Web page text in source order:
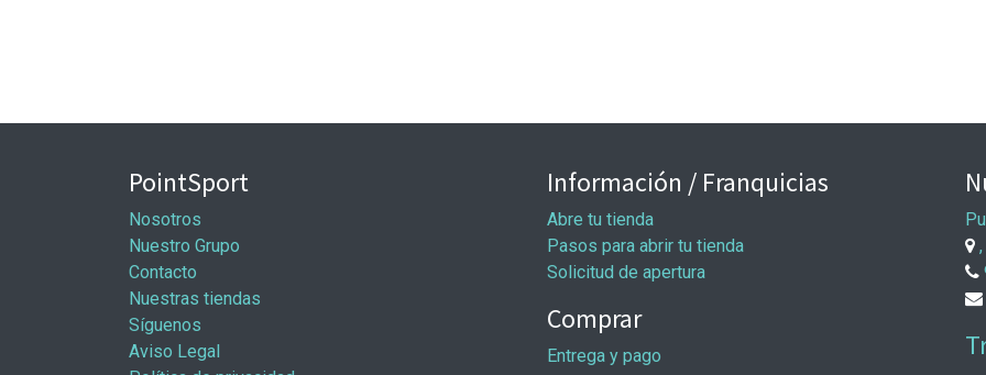
PointSport
Nosotros
Nuestro Grupo
Contacto
Nuestras tiendas
Síguenos
Aviso Legal
Información / Franquicias
Abre tu tienda
Pasos para abrir tu tienda
Solicitud de apertura
Comprar
Entrega y pago
,